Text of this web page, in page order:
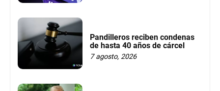
Pandilleros reciben condenas
de hasta 40 años de cárcel
7 agosto, 2026